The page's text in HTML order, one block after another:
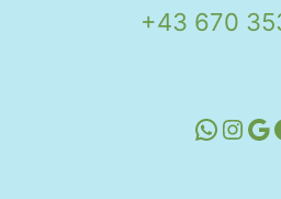
+43 670